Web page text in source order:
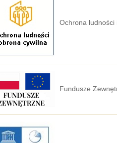
Ochrona ludności
Fundusze